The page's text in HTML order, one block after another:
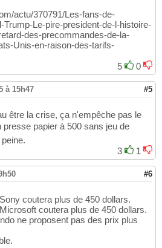
actu/370791/Les-fans-de-
Trump-Le-pire-president-de-l-histoire-
des-precommandes-de-la-
Unis-en-raison-des-tarifs-
5
0
à 15h47 #5
être la crise, ça n'empêche pas le
papier à 500 sans jeu de
3
1
#6
coutera plus de 450 dollars.
coutera plus de 450 dollars.
ne proposent pas des prix plus